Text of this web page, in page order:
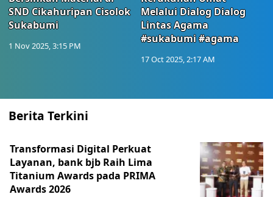
SND Cikahuripan Cisolok
Sukabumi
1 Nov 2025, 3:15 PM
Melalui Dialog Dialog
Lintas Agama
#sukabumi #agama
17 Oct 2025, 2:17 AM
Berita Terkini
Transformasi Digital Perkuat
Layanan, bank bjb Raih Lima
Titanium Awards pada PRIMA
Awards 2026